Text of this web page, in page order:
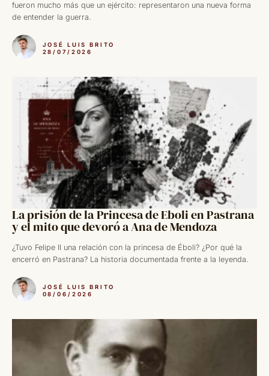
fueron mucho más que un ejército: representaron una nueva forma
de entender la guerra.
JOSÉ LUIS BRITO
28/07/2026
La prisión de la Princesa de Eboli en Pastrana
y el mito que devoró a Ana de Mendoza
¿Tuvo Felipe II una relación con la princesa de Éboli? ¿Por qué la
encerró en Pastrana? La historia documentada frente a la leyenda.
JOSÉ LUIS BRITO
08/06/2026